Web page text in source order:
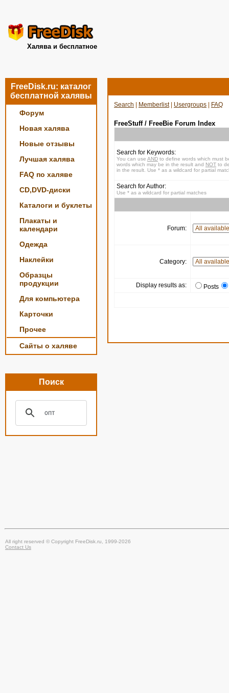
Халява и бесплатное
FreeDisk.ru: каталог
бесплатной халявы
Форум
Новая халява
Новые отзывы
Лучшая халява
FAQ по халяве
CD,DVD-диски
Каталоги и буклеты
Плакаты и
календари
Одежда
Наклейки
Образцы
продукции
Для компьютера
Карточки
Прочее
Сайты о халяве
Поиск
Search Memberlist| Usergroups FAQ
FreeStuff / FreeBie Forum Index
Search for Keywords:
You can use AND to define words which must
words which may be in the result and NOT to
in the result. Use * as a wildcard for partial
Search for Author:
Use * as a wildcard for partial matches
Forum:
Category:
Display results as: Posts
All right reserved © Copyright FreeDisk.ru, 1999-2026
Contact Us